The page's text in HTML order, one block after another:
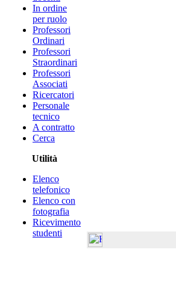
In ordine
per ruolo
Professori
Ordinari
Professori
Straordinari
Professori
Associati
Ricercatori
Personale
tecnico
A contratto
Cerca
Utilità
Elenco
telefonico
Elenco con
fotografia
Ricevimento
studenti